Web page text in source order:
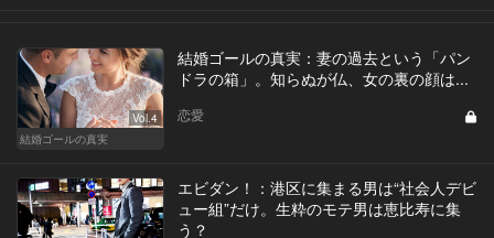
Vol.4
結婚ゴールの真実
結婚ゴールの真実：妻の過去という「パン
ドラの箱」。知らぬが仏、女の裏の顔は...
恋愛
エビダン！：港区に集まる男は“社会人デビ
ュー組”だけ。生粋のモテ男は恵比寿に集
う？